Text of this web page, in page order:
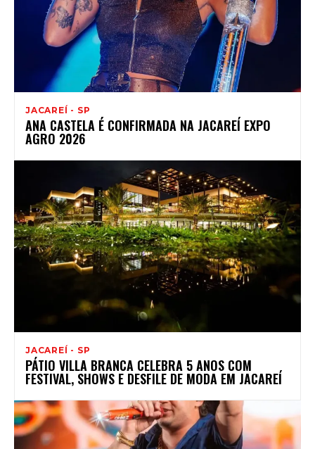
JACAREÍ - SP
ANA CASTELA É CONFIRMADA NA JACAREÍ EXPO
AGRO 2026
JACAREÍ - SP
PÁTIO VILLA BRANCA CELEBRA 5 ANOS COM
FESTIVAL, SHOWS E DESFILE DE MODA EM JACAREÍ